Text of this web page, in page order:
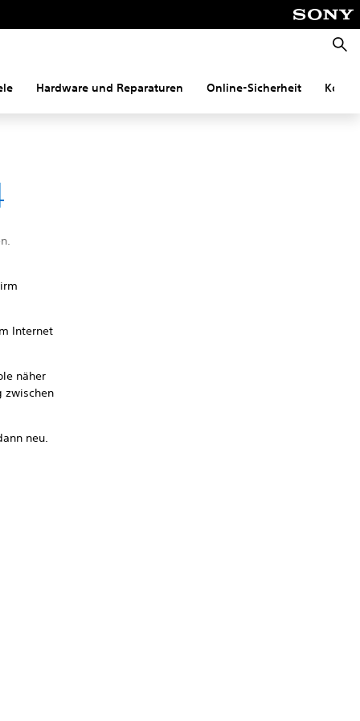
Hardware und Reparaturen Online-Sicherheit
Internet
näher
zwischen
neu.